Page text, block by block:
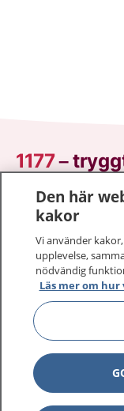
1177–
På 1177.se får
sjukdomar och
Logga in för att
vårdärenden.
1177 ger dig råd
Den här
kakor
Vi använder
upplevelse,
nödvändig
Läs mer om